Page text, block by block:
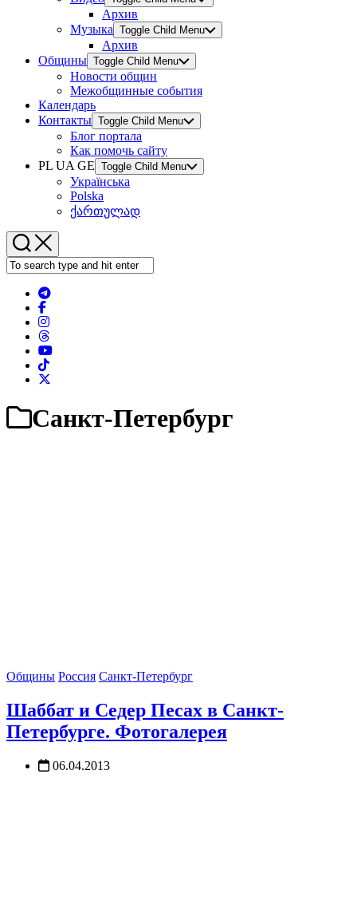
Архив
Музыка Toggle Child Menu
Архив
Общины Toggle Child Menu
Новости общин
Межобщинные события
Календарь
Контакты Toggle Child Menu
Блог портала
Как помочь сайту
PL UA GE Toggle Child Menu
Українська
Polska
ქართულად
Санкт-Петербург
Общины Россия Санкт-Петербург
Шаббат и Седер Песах в Санкт-
Петербурге. Фотогалерея
06.04.2013